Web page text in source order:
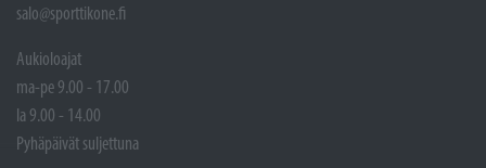
salo@sporttikone.fi
Aukioloajat
ma-pe 9.00 - 17.00
la 9.00 - 14.00
Pyhäpäivät suljettuna